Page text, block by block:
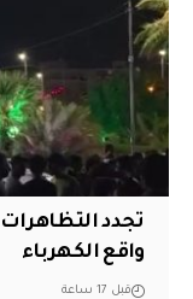
تجدد
واقع الكهرباء
قبل 17 ساعة